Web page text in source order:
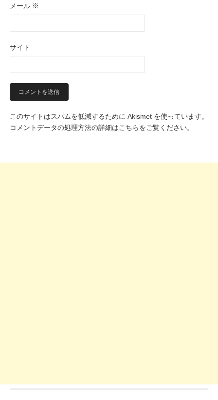
メール ※
サイト
このサイトはスパムを低減するために Akismet を使っています。
コメントデータの処理方法の詳細はこちらをご覧ください。